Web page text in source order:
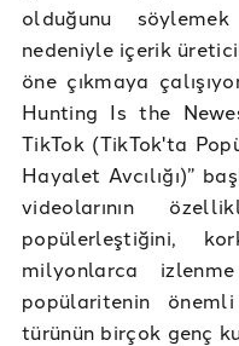
olduğunu
nedeniyle içerik
öne çıkmaya
Hunting Is the
TikTok (TikTok'ta
Hayalet Avcılığı)”
videolarının
popülerleştiğini,
milyonlarca
popülaritenin
türünün birçok genç